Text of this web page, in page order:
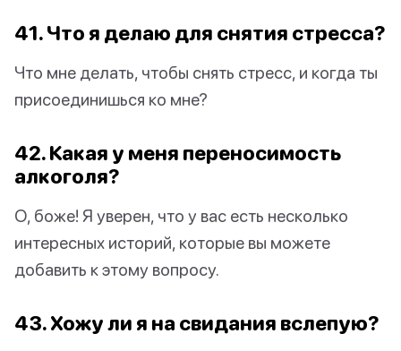
41. Что я делаю для снятия стресса?
Что мне делать, чтобы снять стресс, и когда ты
присоединишься ко мне?
42. Какая у меня переносимость
алкоголя?
О, боже! Я уверен, что у вас есть несколько
интересных историй, которые вы можете
добавить к этому вопросу.
43. Хожу ли я на свидания вслепую?